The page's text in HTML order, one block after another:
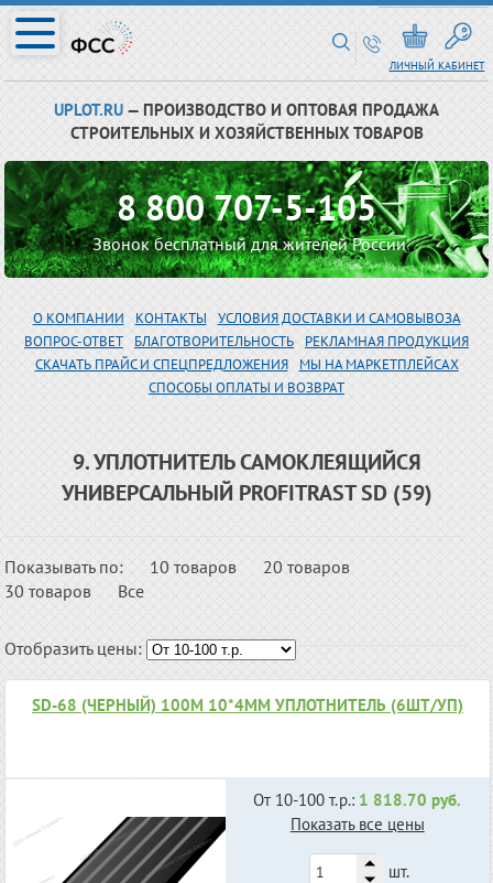
ЛИЧНЫЙ КАБИНЕТ
UPLOT.RU — ПРОИЗВОДСТВО И ОПТОВАЯ ПРОДАЖА
СТРОИТЕЛЬНЫХ И ХОЗЯЙСТВЕННЫХ ТОВАРОВ
8 800 707-5-105
Звонок бесплатный для жителей России
О КОМПАНИИ КОНТАКТЫ
УСЛОВИЯ ДОСТАВКИ И САМОВЫВОЗА
ВОПРОС-ОТВЕТ
БЛАГОТВОРИТЕЛЬНОСТЬ
РЕКЛАМНАЯ ПРОДУКЦИЯ
СКАЧАТЬ ПРАЙС И СПЕЦПРЕДЛОЖЕНИЯ
МЫ НА МАРКЕТПЛЕЙСАХ
СПОСОБЫ ОПЛАТЫ И ВОЗВРАТ
9. УПЛОТНИТЕЛЬ САМОКЛЕЯЩИЙСЯ
УНИВЕРСАЛЬНЫЙ PROFITRAST SD (59)
Показывать по: 10 товаров
20 товаров
30 товаров
Все
Отобразить цены:
SD-68 (ЧЕРНЫЙ) 100М 10*4ММ УПЛОТНИТЕЛЬ (6ШТ/УП)
От 10-100 т.р.: 1 818.70 руб.
Показать все цены
шт.